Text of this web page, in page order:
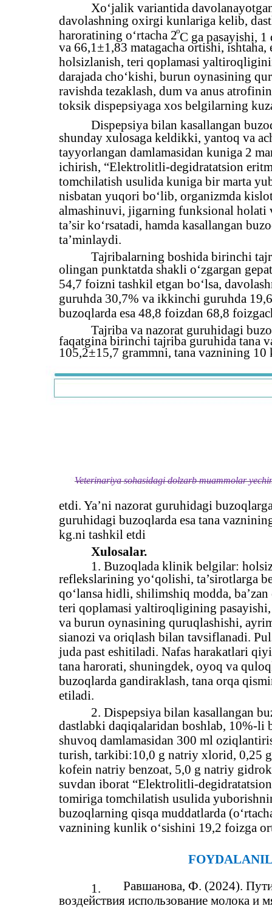
Xo‘jalik variantida
davolashning oxirgi kunlariga kelib,
haroratining o‘rtacha 2oC ga pasayishi,
va 66,1±1,83 matagacha ortishi,
holsizlanish, teri qoplamasi
darajada cho‘kishi, burun oynasining
ravishda tezaklash, dum va anus
toksik dispepsiyaga xos belgilarning
Dispepsiya bilan kasallangan
shunday xulosaga keldikki, yantoq va
tayyorlangan damlamasidan kuniga 2
ichirish, “Elektrolitli-degidratatsion
tomchilatish usulida kuniga bir marta
nisbatan yuqori bo‘lib, organizmda
almashinuvi, jigarning funksional
ta’sir ko‘rsatadi, hamda kasallangan
ta’minlaydi.
Tajribalarning boshida birinchi
olingan punktatda shakli o‘zgargan
54,7 foizni tashkil etgan bo‘lsa,
guruhda 30,7% va ikkinchi guruhda
buzoqlarda esa 48,8 foizdan 68,8
Tajriba va nazorat guruhidagi
faqatgina birinchi tajriba guruhida tana
105,2±15,7 grammni, tana vaznining
Veterinariya sohasidagi dolzarb muammolar
etdi. Ya’ni nazorat guruhidagi
guruhidagi buzoqlarda esa tana
kg.ni tashkil etdi
Xulosalar.
1. Buzoqlada klinik belgilar:
reflekslarining yo‘qolishi, ta’sirotlarga
qo‘lansa hidli, shilimshiq modda,
teri qoplamasi yaltiroqligining
va burun oynasining quruqlashishi,
sianozi va oriqlash bilan tavsiflanadi.
juda past eshitiladi. Nafas harakatlari
tana harorati, shuningdek, oyoq va
buzoqlarda gandiraklash, tana orqa
etiladi.
2. Dispepsiya bilan kasallangan
dastlabki daqiqalaridan boshlab, 10%-li
shuvoq damlamasidan 300 ml
turish, tarkibi:10,0 g natriy xlorid, 0,25
kofein natriy benzoat, 5,0 g natriy
suvdan iborat “Elektrolitli-
tomiriga tomchilatish usulida
buzoqlarning qisqa muddatlarda
vaznining kunlik o‘sishini 19,2 foizga
1.
Равшанова, Ф. (2024).
воздействия использование молока и